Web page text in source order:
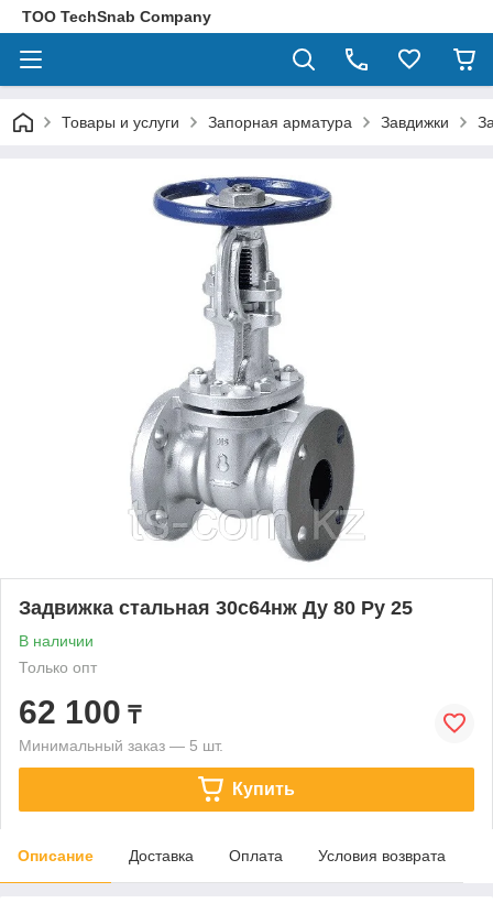
ТОО TechSnab Company
Товары и услуги Запорная арматура Завдижки
Задвижка стальная 30с64нж Ду 80 Ру 25
В наличии
Только опт
62 100 ₸
Минимальный заказ — 5 шт.
Купить
Описание Доставка Оплата Условия возврата